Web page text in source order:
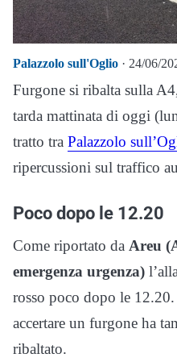
Palazzolo sull'Oglio · 24/06/
Furgone si ribalta sulla
tarda mattinata di oggi
tratto tra Palazzolo
ripercussioni sul traffico
Poco dopo le 12.20
Come riportato da Areu
emergenza urgenza)
rosso poco dopo le
accertare un furgone ha
ribaltato.